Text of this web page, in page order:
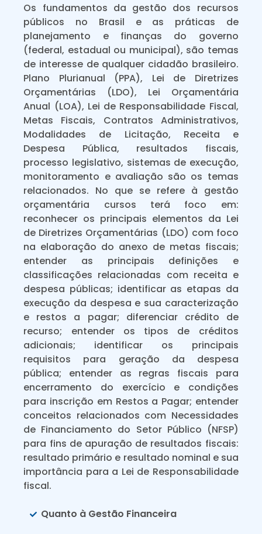
Os fundamentos da gestão dos recursos
públicos no Brasil e as práticas de
planejamento e finanças do governo
(federal, estadual ou municipal), são temas
de interesse de qualquer cidadão brasileiro.
Plano Plurianual (PPA), Lei de Diretrizes
Orçamentárias (LDO), Lei Orçamentária
Anual (LOA), Lei de Responsabilidade Fiscal,
Metas Fiscais, Contratos Administrativos,
Modalidades de Licitação, Receita e
Despesa Pública, resultados fiscais,
processo legislativo, sistemas de execução,
monitoramento e avaliação são os temas
relacionados. No que se refere à gestão
orçamentária cursos terá foco em:
reconhecer os principais elementos da Lei
de Diretrizes Orçamentárias (LDO) com foco
na elaboração do anexo de metas fiscais;
entender as principais definições e
classificações relacionadas com receita e
despesa públicas; identificar as etapas da
execução da despesa e sua caracterização
e restos a pagar; diferenciar crédito de
recurso; entender os tipos de créditos
adicionais; identificar os principais
requisitos para geração da despesa
pública; entender as regras fiscais para
encerramento do exercício e condições
para inscrição em Restos a Pagar; entender
conceitos relacionados com Necessidades
de Financiamento do Setor Público (NFSP)
para fins de apuração de resultados fiscais:
resultado primário e resultado nominal e sua
importância para a Lei de Responsabilidade
fiscal.
Quanto à Gestão Financeira